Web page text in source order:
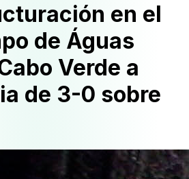
en el
de Águas
Verde a
de 3-0 sobre